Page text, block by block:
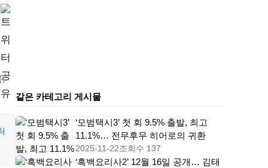
,
같은 카테고리 게시물
‘모범택시3’ 첫 회 9.5% 출발, 최고
11.1%… 전무후무 히어로의 귀환
2025-11-22조회수 137
‘흑백요리사2’ 12월 16일 공개… 김태